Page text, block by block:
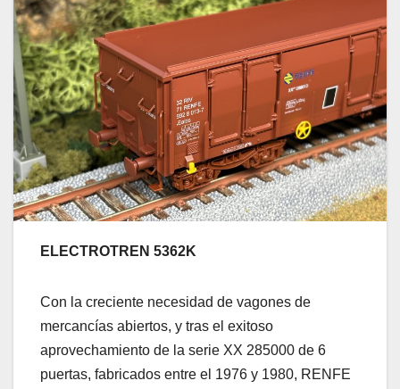
ELECTROTREN 5362K
Con la creciente necesidad de vagones de
mercancías abiertos, y tras el exitoso
aprovechamiento de la serie XX 285000 de 6
puertas, fabricados entre el 1976 y 1980, RENFE